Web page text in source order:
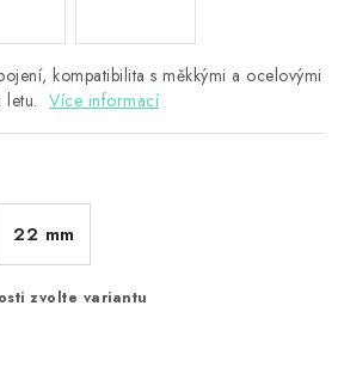
kompatibilita s měkkými a ocelovými
letu. Více informací
22 mm
zvolte variantu